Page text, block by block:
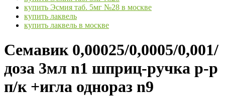
купить Эсмия таб. 5мг №28 в москве
купить лаквель
купить лаквель в москве
Семавик 0,00025/0,0005/0,001/
доза 3мл n1 шприц-ручка р-р
п/к +игла однораз n9